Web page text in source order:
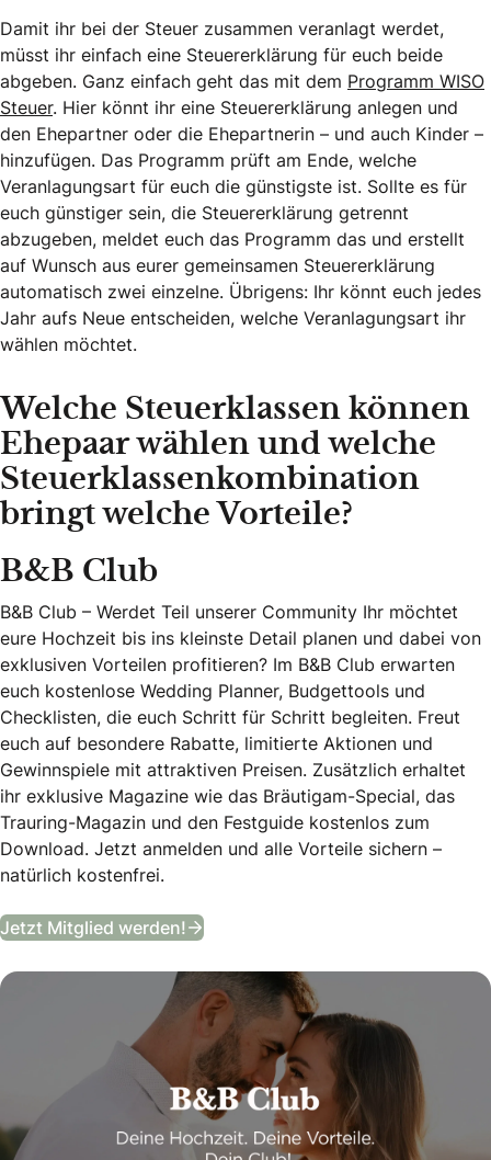
Damit ihr bei der Steuer zusammen veranlagt werdet,
müsst ihr einfach eine Steuererklärung für euch beide
abgeben. Ganz einfach geht das mit dem Programm WISO
Steuer. Hier könnt ihr eine Steuererklärung anlegen und
den Ehepartner oder die Ehepartnerin – und auch Kinder –
hinzufügen. Das Programm prüft am Ende, welche
Veranlagungsart für euch die günstigste ist. Sollte es für
euch günstiger sein, die Steuererklärung getrennt
abzugeben, meldet euch das Programm das und erstellt
auf Wunsch aus eurer gemeinsamen Steuererklärung
automatisch zwei einzelne. Übrigens: Ihr könnt euch jedes
Jahr aufs Neue entscheiden, welche Veranlagungsart ihr
wählen möchtet.
Welche Steuerklassen können
Ehepaar wählen und welche
Steuerklassenkombination
bringt welche Vorteile?
B&B Club
B&B Club – Werdet Teil unserer Community Ihr möchtet
eure Hochzeit bis ins kleinste Detail planen und dabei von
exklusiven Vorteilen profitieren? Im B&B Club erwarten
euch kostenlose Wedding Planner, Budgettools und
Checklisten, die euch Schritt für Schritt begleiten. Freut
euch auf besondere Rabatte, limitierte Aktionen und
Gewinnspiele mit attraktiven Preisen. Zusätzlich erhaltet
ihr exklusive Magazine wie das Bräutigam-Special, das
Trauring-Magazin und den Festguide kostenlos zum
Download. Jetzt anmelden und alle Vorteile sichern –
natürlich kostenfrei.
Jetzt Mitglied werden! B&B Club